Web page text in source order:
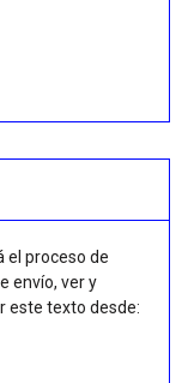
el proceso de
envío, ver y
este texto desde: